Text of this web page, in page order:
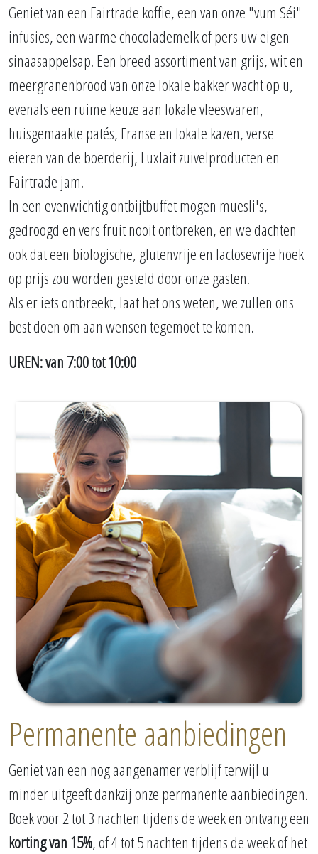
Geniet van een Fairtrade koffie, een van onze "vum Séi"
infusies, een warme chocolademelk of pers uw eigen
sinaasappelsap. Een breed assortiment van grijs, wit en
meergranenbrood van onze lokale bakker wacht op u,
evenals een ruime keuze aan lokale vleeswaren,
huisgemaakte patés, Franse en lokale kazen, verse
eieren van de boerderij, Luxlait zuivelproducten en
Fairtrade jam.
In een evenwichtig ontbijtbuffet mogen muesli's,
gedroogd en vers fruit nooit ontbreken, en we dachten
ook dat een biologische, glutenvrije en lactosevrije hoek
op prijs zou worden gesteld door onze gasten.
Als er iets ontbreekt, laat het ons weten, we zullen ons
best doen om aan wensen tegemoet te komen.
UREN: van 7:00 tot 10:00
Permanente aanbiedingen
Geniet van een nog aangenamer verblijf terwijl u
minder uitgeeft dankzij onze permanente aanbiedingen.
Boek voor 2 tot 3 nachten tijdens de week en ontvang een
korting van 15%, of 4 tot 5 nachten tijdens de week of het